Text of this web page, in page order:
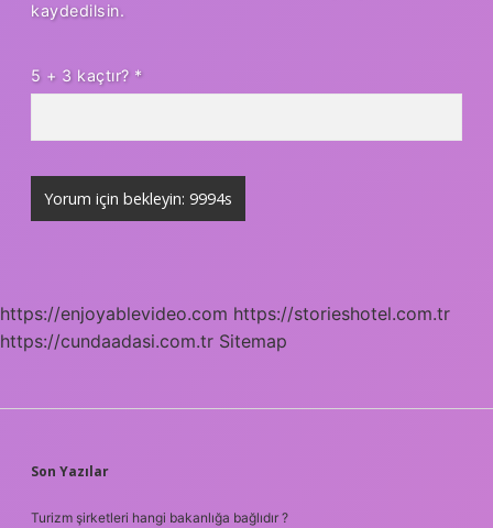
kaydedilsin.
5 + 3 kaçtır? *
https://enjoyablevideo.com https://storieshotel.com.tr
https://cundaadasi.com.tr Sitemap
SIDEBAR
Son Yazılar
Turizm şirketleri hangi bakanlığa bağlıdır ?